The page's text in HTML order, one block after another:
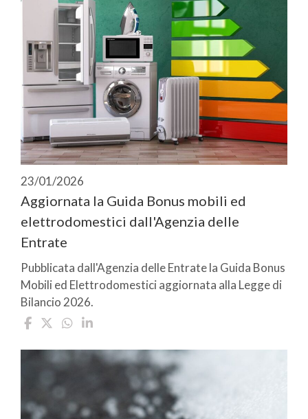
23/01/2026
Aggiornata la Guida Bonus mobili ed
elettrodomestici dall'Agenzia delle
Entrate
Pubblicata dall'Agenzia delle Entrate la Guida Bonus
Mobili ed Elettrodomestici aggiornata alla Legge di
Bilancio 2026.